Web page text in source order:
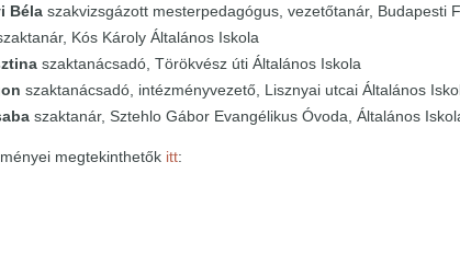
Béla szakvizsgázott mesterpedagógus, vezetőtanár, Budapesti
Kós Károly Általános Iskola
szaktanácsadó, Törökvész úti Általános Iskola
szaktanácsadó, intézményvezető, Lisznyai utcai Általános
szaktanár, Sztehlo Gábor Evangélikus Óvoda, Általános
megtekinthetők itt: